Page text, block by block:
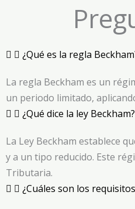
¿Qué es la regla
La regla Beckham es un
un periodo limitado,
¿Qué dice la ley Beckham?
La Ley Beckham establece
y a un tipo reducido. Este
Tributaria.
¿Cuáles son los